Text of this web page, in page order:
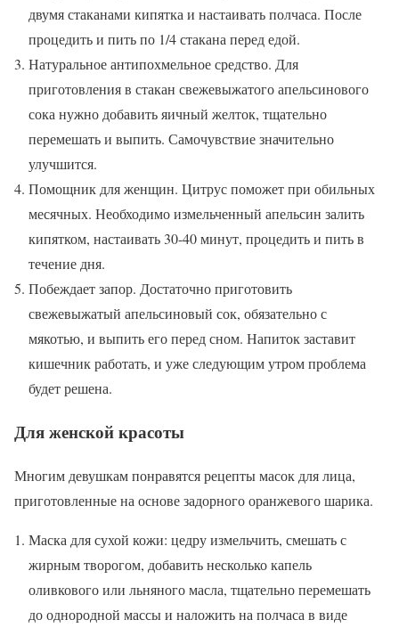
двумя стаканами кипятка и настаивать полчаса. После
процедить и пить по 1/4 стакана перед едой.
Натуральное антипохмельное средство. Для
приготовления в стакан свежевыжатого апельсинового
сока нужно добавить яичный желток, тщательно
перемешать и выпить. Самочувствие значительно
улучшится.
Помощник для женщин. Цитрус поможет при обильных
месячных. Необходимо измельченный апельсин залить
кипятком, настаивать 30-40 минут, процедить и пить в
течение дня.
Побеждает запор. Достаточно приготовить
свежевыжатый апельсиновый сок, обязательно с
мякотью, и выпить его перед сном. Напиток заставит
кишечник работать, и уже следующим утром проблема
будет решена.
Для женской красоты
Многим девушкам понравятся рецепты масок для лица,
приготовленные на основе задорного оранжевого шарика.
Маска для сухой кожи: цедру измельчить, смешать с
жирным творогом, добавить несколько капель
оливкового или льняного масла, тщательно перемешать
до однородной массы и наложить на полчаса в виде